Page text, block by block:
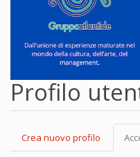
Profilo
primarie
Crea nuovo profilo